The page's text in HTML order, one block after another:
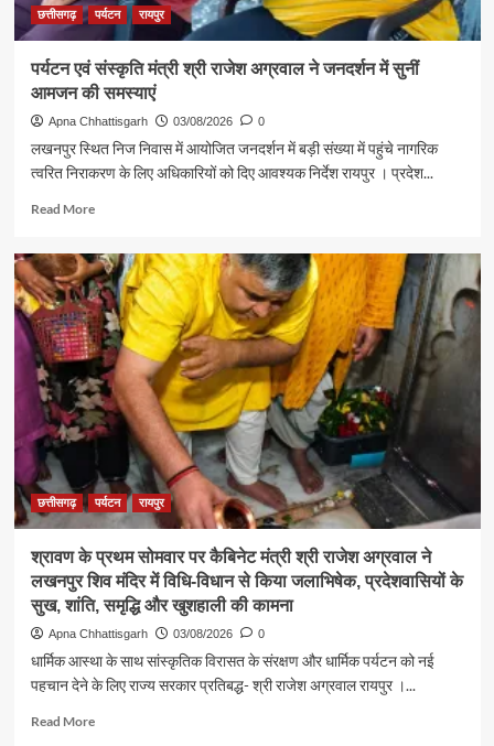
की
छत्तीसगढ़ पर्यटन रायपुर
पर्यटन एवं संस्कृति मंत्री श्री राजेश अग्रवाल ने जनदर्शन में सुनीं
आमजन की समस्याएं
Apna Chhattisgarh 03/08/2026 0
लखनपुर स्थित निज निवास में आयोजित जनदर्शन में बड़ी संख्या में पहुंचे नागरिक
त्वरित निराकरण के लिए अधिकारियों को दिए आवश्यक निर्देश रायपुर । प्रदेश...
Read MoreRead
पर्यटन
एवं
संस्कृति
मंत्री
श्री
राजेश
अग्रवाल
ने
जनदर्शन
सुनीं
आमजन
की
छत्तीसगढ़ पर्यटन रायपुर
श्रावण के प्रथम सोमवार पर कैबिनेट मंत्री श्री राजेश अग्रवाल ने
लखनपुर शिव मंदिर में विधि-विधान से किया जलाभिषेक, प्रदेशवासियों के
सुख, शांति, समृद्धि और खुशहाली की कामना
Apna Chhattisgarh 03/08/2026 0
धार्मिक आस्था के साथ सांस्कृतिक विरासत के संरक्षण और धार्मिक पर्यटन को नई
पहचान देने के लिए राज्य सरकार प्रतिबद्ध- श्री राजेश अग्रवाल रायपुर ।...
Read MoreRead